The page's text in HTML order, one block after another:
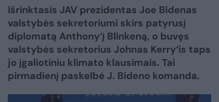
Išrinktasis JAV prezidentas Joe Bidenas
valstybės sekretoriumi skirs patyrusį
diplomatą Anthony‘į Blinkeną, o buvęs
valstybės sekretorius Johnas Kerry‘is taps
jo įgaliotiniu klimato klausimais. Tai
pirmadienį paskelbė J. Bideno komanda.